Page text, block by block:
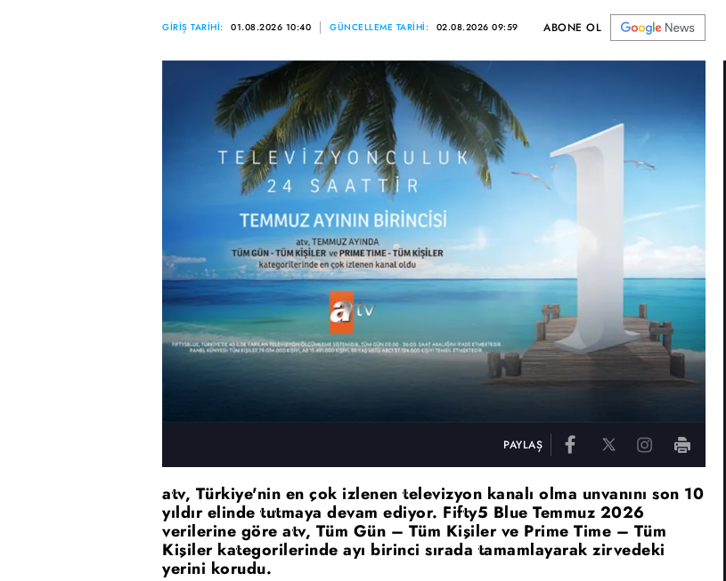
GİRİŞ TARİHİ: 01.08.2026 10:40 GÜNCELLEME TARİHİ: 02.08.2026 09:59 ABONE OL
PAYLAŞ
atv, Türkiye'nin en çok izlenen televizyon kanalı olma unvanını son 10
yıldır elinde tutmaya devam ediyor. Fifty5 Blue Temmuz 2026
verilerine göre atv, Tüm Gün – Tüm Kişiler ve Prime Time – Tüm
Kişiler kategorilerinde ayı birinci sırada tamamlayarak zirvedeki
yerini korudu.